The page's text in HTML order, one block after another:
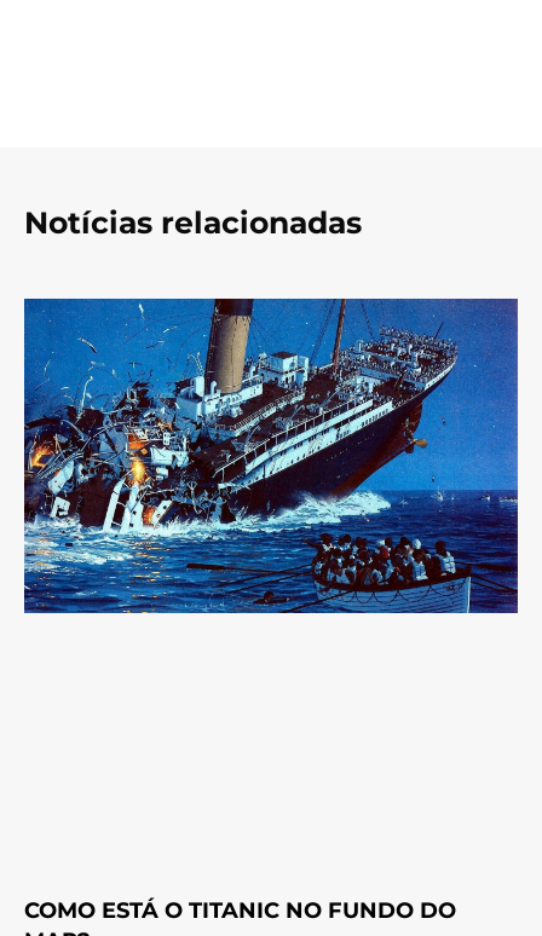
Notícias relacionadas
COMO ESTÁ O TITANIC NO FUNDO DO